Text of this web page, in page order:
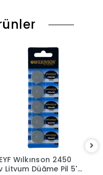
Wılkınson 2450
Lityum Düğme Pil 5'li